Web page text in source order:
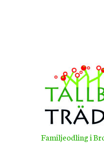
Familjeodling i